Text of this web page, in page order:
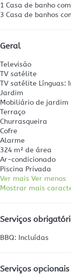
1 Casa de banho
3 Casa de banhos
Geral
Televisão
TV satélite
TV satélite Línguas:
Jardim
Mobiliário de jardim
Terraço
Churrasqueira
Cofre
Alarme
324 m² de área
Ar-condicionado
Piscina Privada
Ver mais Ver menos
Mostrar mais
Serviços
BBQ: Incluídas
Serviços opcionais